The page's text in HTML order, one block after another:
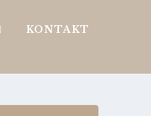
KONTAKT